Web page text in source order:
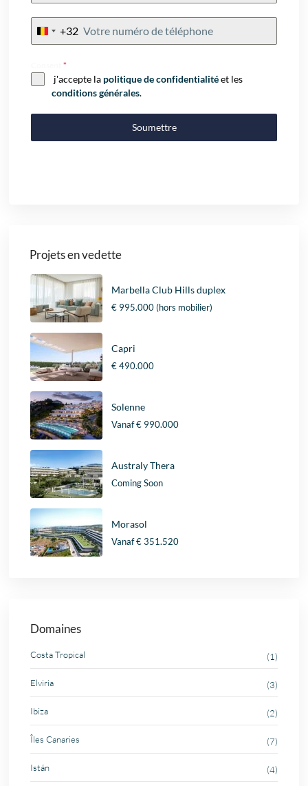
Belgium
+32
Consent*
j'accepte la politique de confidentialitéet les
conditions générales.
Soumettre
Projets en vedette
Marbella Club Hills duplex
€ 995.000(hors mobilier)
Capri
€ 490.000
Solenne
Vanaf€ 990.000
Australy Thera
Coming Soon
Morasol
Vanaf€ 351.520
Domaines
Costa Tropical (1)
Elviria (3)
Ibiza (2)
Îles Canaries (7)
Istán (4)